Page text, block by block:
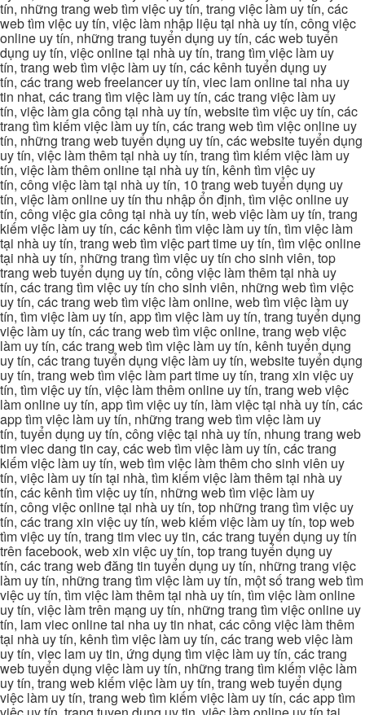
tín, những trang web tìm việc uy tín, trang việc làm uy tín, các
web tìm việc uy tín, việc làm nhập liệu tại nhà uy tín, công việc
online uy tín, những trang tuyển dụng uy tín, các web tuyển
dụng uy tín, việc online tại nhà uy tín, trang tìm việc làm uy
tín, trang web tìm việc làm uy tín, các kênh tuyển dụng uy
tín, các trang web freelancer uy tín, viec lam online tai nha uy
tin nhat, các trang tìm việc làm uy tín, các trang việc làm uy
tín, việc làm gia công tại nhà uy tín, website tìm việc uy tín, các
trang tìm kiếm việc làm uy tín, các trang web tìm việc online uy
tín, những trang web tuyển dụng uy tín, các website tuyển dụng
uy tín, việc làm thêm tại nhà uy tín, trang tìm kiếm việc làm uy
tín, việc làm thêm online tại nhà uy tín, kênh tìm việc uy
tín, công việc làm tại nhà uy tín, 10 trang web tuyển dụng uy
tín, việc làm online uy tín thu nhập ổn định, tìm việc online uy
tín, công việc gia công tại nhà uy tín, web việc làm uy tín, trang
kiếm việc làm uy tín, các kênh tìm việc làm uy tín, tìm việc làm
tại nhà uy tín, trang web tìm việc part time uy tín, tìm việc online
tại nhà uy tín, những trang tìm việc uy tín cho sinh viên, top
trang web tuyển dụng uy tín, công việc làm thêm tại nhà uy
tín, các trang tìm việc uy tín cho sinh viên, những web tìm việc
uy tín, các trang web tìm việc làm online, web tìm việc làm uy
tín, tìm việc làm uy tín, app tìm việc làm uy tín, trang tuyển dụng
việc làm uy tín, các trang web tìm việc online, trang web việc
làm uy tín, các trang web tìm việc làm uy tín, kênh tuyển dụng
uy tín, các trang tuyển dụng việc làm uy tín, website tuyển dụng
uy tín, trang web tìm việc làm part time uy tín, trang xin việc uy
tín, tìm việc uy tín, việc làm thêm online uy tín, trang web việc
làm online uy tín, app tìm việc uy tín, làm việc tại nhà uy tín, các
app tìm việc làm uy tín, những trang web tìm việc làm uy
tín, tuyển dụng uy tín, công việc tại nhà uy tín, nhung trang web
tim viec dang tin cay, các web tìm việc làm uy tín, các trang
kiếm việc làm uy tín, web tìm việc làm thêm cho sinh viên uy
tín, việc làm uy tín tại nhà, tìm kiếm việc làm thêm tại nhà uy
tín, các kênh tìm việc uy tín, những web tìm việc làm uy
tín, công việc online tại nhà uy tín, top những trang tìm việc uy
tín, các trang xin việc uy tín, web kiếm việc làm uy tín, top web
tìm việc uy tín, trang tim viec uy tin, các trang tuyển dụng uy tín
trên facebook, web xin việc uy tín, top trang tuyển dụng uy
tín, các trang web đăng tin tuyển dụng uy tín, những trang việc
làm uy tín, những trang tìm việc làm uy tín, một số trang web tìm
việc uy tín, tìm việc làm thêm tại nhà uy tín, tìm việc làm online
uy tín, việc làm trên mạng uy tín, những trang tìm việc online uy
tín, lam viec online tai nha uy tin nhat, các công việc làm thêm
tại nhà uy tín, kênh tìm việc làm uy tín, các trang web việc làm
uy tín, viec lam uy tin, ứng dụng tìm việc làm uy tín, các trang
web tuyển dụng việc làm uy tín, những trang tìm kiếm việc làm
uy tín, trang web kiếm việc làm uy tín, trang web tuyển dụng
việc làm uy tín, trang web tìm kiếm việc làm uy tín, các app tìm